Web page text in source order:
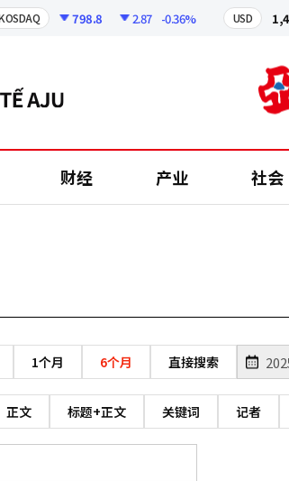
798.8 2.87 -0.36% USD
财经 产业 社会
1个月 6个月 直接搜索
正文 标题+正文 关键词 记者